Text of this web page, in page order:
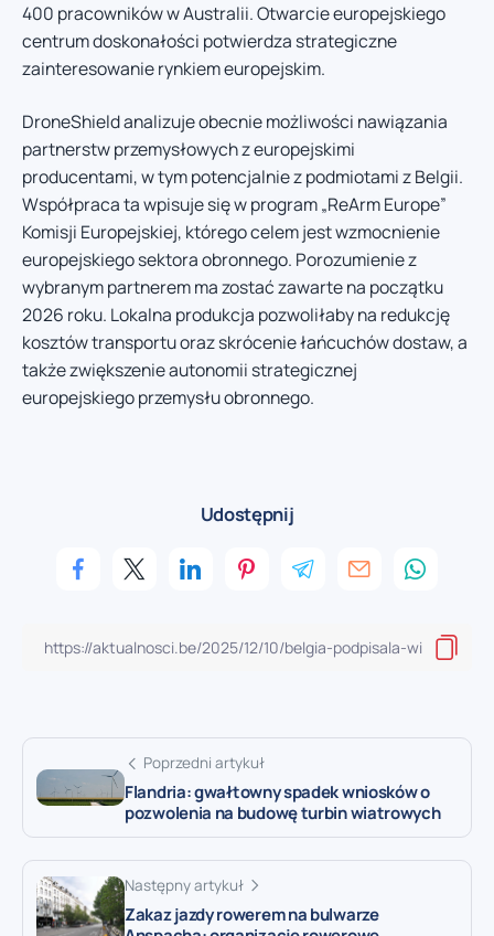
400 pracowników w Australii. Otwarcie europejskiego
centrum doskonałości potwierdza strategiczne
zainteresowanie rynkiem europejskim.
DroneShield analizuje obecnie możliwości nawiązania
partnerstw przemysłowych z europejskimi
producentami, w tym potencjalnie z podmiotami z Belgii.
Współpraca ta wpisuje się w program „ReArm Europe”
Komisji Europejskiej, którego celem jest wzmocnienie
europejskiego sektora obronnego. Porozumienie z
wybranym partnerem ma zostać zawarte na początku
2026 roku. Lokalna produkcja pozwoliłaby na redukcję
kosztów transportu oraz skrócenie łańcuchów dostaw, a
także zwiększenie autonomii strategicznej
europejskiego przemysłu obronnego.
Udostępnij
Poprzedni artykuł
Flandria: gwałtowny spadek wniosków o
pozwolenia na budowę turbin wiatrowych
Następny artykuł
Zakaz jazdy rowerem na bulwarze